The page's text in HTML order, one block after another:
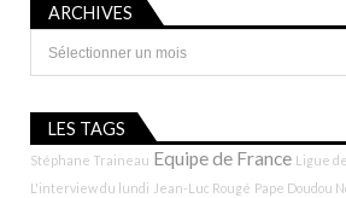
ARCHIVES
Archives
LES TAGS
Stéphane Traineau Equipe de France Ligue
L'interview du lundi Jean-Luc Rougé Pape Doudou